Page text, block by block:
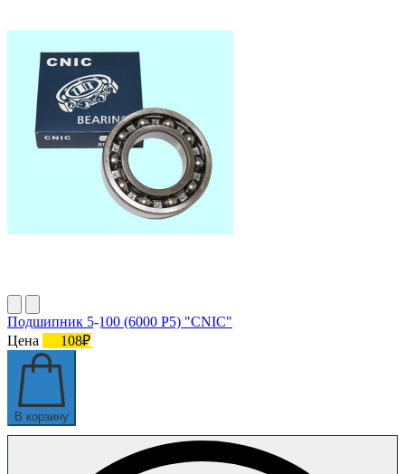
Подшипник 5-100 (6000 P5) "CNIC"
Цена
108₽
В корзину